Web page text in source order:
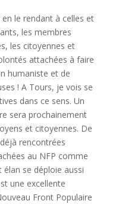
le rendant à celles et
les membres
les citoyennes et
attachées à faire
humaniste et de
! A Tours, je vois se
dans ce sens. Un
sera prochainement
et citoyennes. De
rencontrées
au NFP comme
élan se déploie aussi
une excellente
Front Populaire